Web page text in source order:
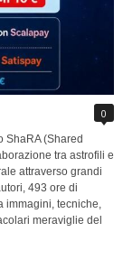
0
ShaRA (Shared
tra astrofili e
attraverso grandi
493 ore di
immagini, tecniche,
meraviglie del